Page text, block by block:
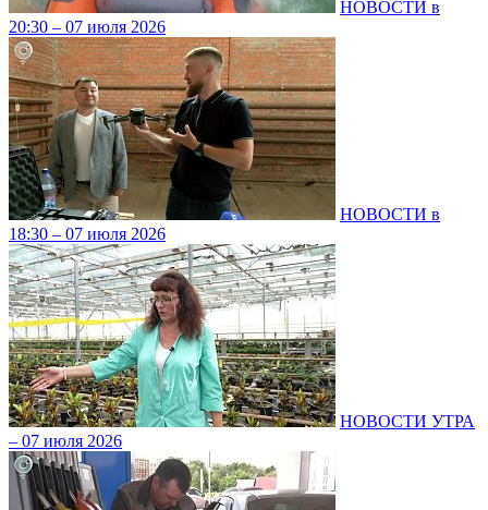
НОВОСТИ в
20:30 – 07 июля 2026
НОВОСТИ в
18:30 – 07 июля 2026
НОВОСТИ УТРА
– 07 июля 2026